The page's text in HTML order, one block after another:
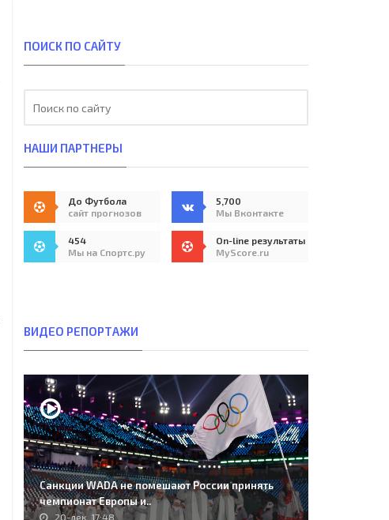
ПОИСК ПО САЙТУ
НАШИ ПАРТНЕРЫ
До Футбола
сайт прогнозов
5,700
Мы Вконтакте
454
Мы на Спортс.ру
On-line результаты
MyScore.ru
ВИДЕО РЕПОРТАЖИ
Санкции WADA не помешают России принять
чемпионат Европы и..
20-дек, 17:48